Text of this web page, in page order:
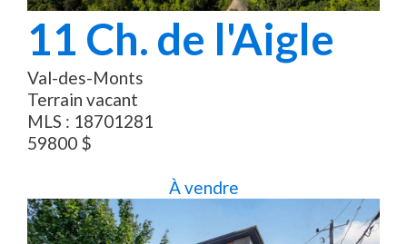
11 Ch. de l'Aigle
Val-des-Monts
Terrain vacant
MLS : 18701281
59800 $
À vendre